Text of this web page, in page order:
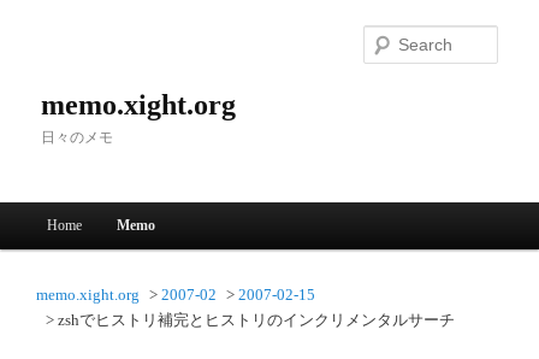
memo.xight.org
日々のメモ
Skip to primary content
Skip to secondary content
Home Memo
memo.xight.org 2007-02
2007-02-15
zshでヒストリ補完とヒストリのインクリメンタルサーチ